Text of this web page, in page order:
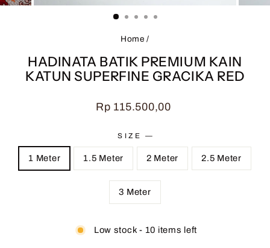
(ESC)
Home /
HADINATA BATIK PREMIUM KAIN
KATUN SUPERFINE GRACIKA RED
Regular
Rp 115.500,00
SIZE —
1 Meter 1.5 Meter 2 Meter 2.5 Meter
3 Meter
Low stock - 10 items left